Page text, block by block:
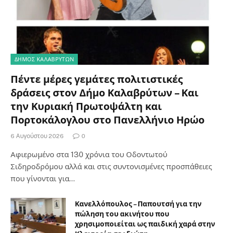
ΔΗΜΟΣ ΚΑΛΑΒΡΥΤΩΝ
Πέντε μέρες γεμάτες πολιτιστικές
δράσεις στον Δήμο Καλαβρύτων – Και
την Κυριακή Πρωτοψάλτη και
Πορτοκάλογλου στο Πανελλήνιο Ηρώο
6 Αυγούστου 2026 0
Αφιερωμένο στα 130 χρόνια του Οδοντωτού
Σιδηροδρόμου αλλά και στις συντονισμένες προσπάθειες
που γίνονται για…
Κανελλόπουλος – Παπουτσή για την
πώληση του ακινήτου που
χρησιμοποιείται ως παιδική χαρά στην